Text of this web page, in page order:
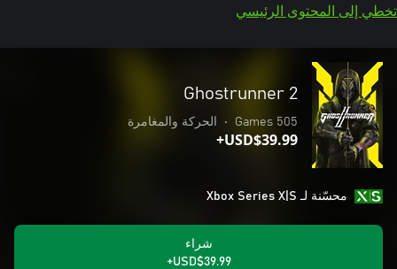
تخطي إلى المحتوى الرئيسي
Ghostrunner 2
505 Games
• الحركة والمغامرة
USD$39.99+
محسّنة لـ Xbox Series X|S
شراء
USD$39.99+